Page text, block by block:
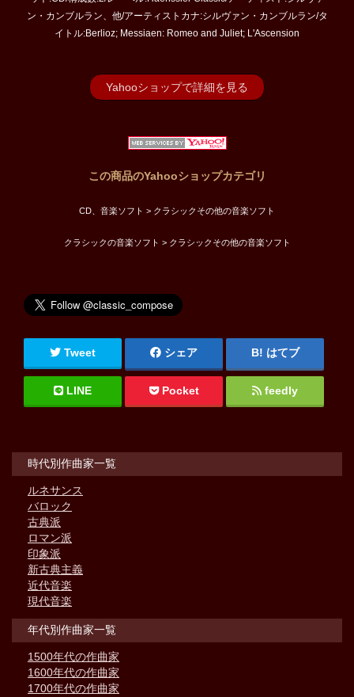
ン・カンブルラン、他/アーティストカナ:シルヴァン・カンブルラン/タ
イトル:Berlioz; Messiaen: Romeo and Juliet; L'Ascension
Yahooショップで詳細を見る
この商品のYahooショップカテゴリ
CD、音楽ソフト > クラシックその他の音楽ソフト
クラシックの音楽ソフト > クラシックその他の音楽ソフト
Tweet シェア はてブ
LINE Pocket feedly
時代別作曲家一覧
ルネサンス
バロック
古典派
ロマン派
印象派
新古典主義
近代音楽
現代音楽
年代別作曲家一覧
1500年代の作曲家
1600年代の作曲家
1700年代の作曲家